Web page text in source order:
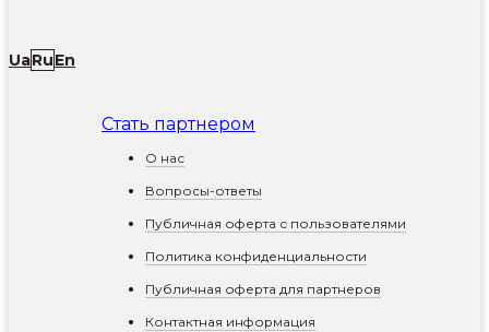
UaRuEn
Стать партнером
О нас
Вопросы-ответы
Публичная оферта с пользователями
Политика конфиденциальности
Публичная оферта для партнеров
Контактная информация